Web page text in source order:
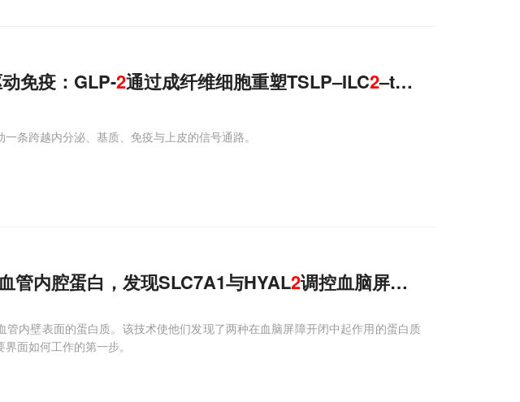
免疫：GLP-2通过成纤维细胞重塑TSLP–ILC2–tuft回路
条跨越内分泌、基质、免疫与上皮的信号通路。
管内腔蛋白，发现SLC7A1与HYAL2调控血脑屏障开闭
管内壁表面的蛋白质。该技术使他们发现了两种在血脑屏障开闭中起作用的蛋白质
面如何工作的第一步。